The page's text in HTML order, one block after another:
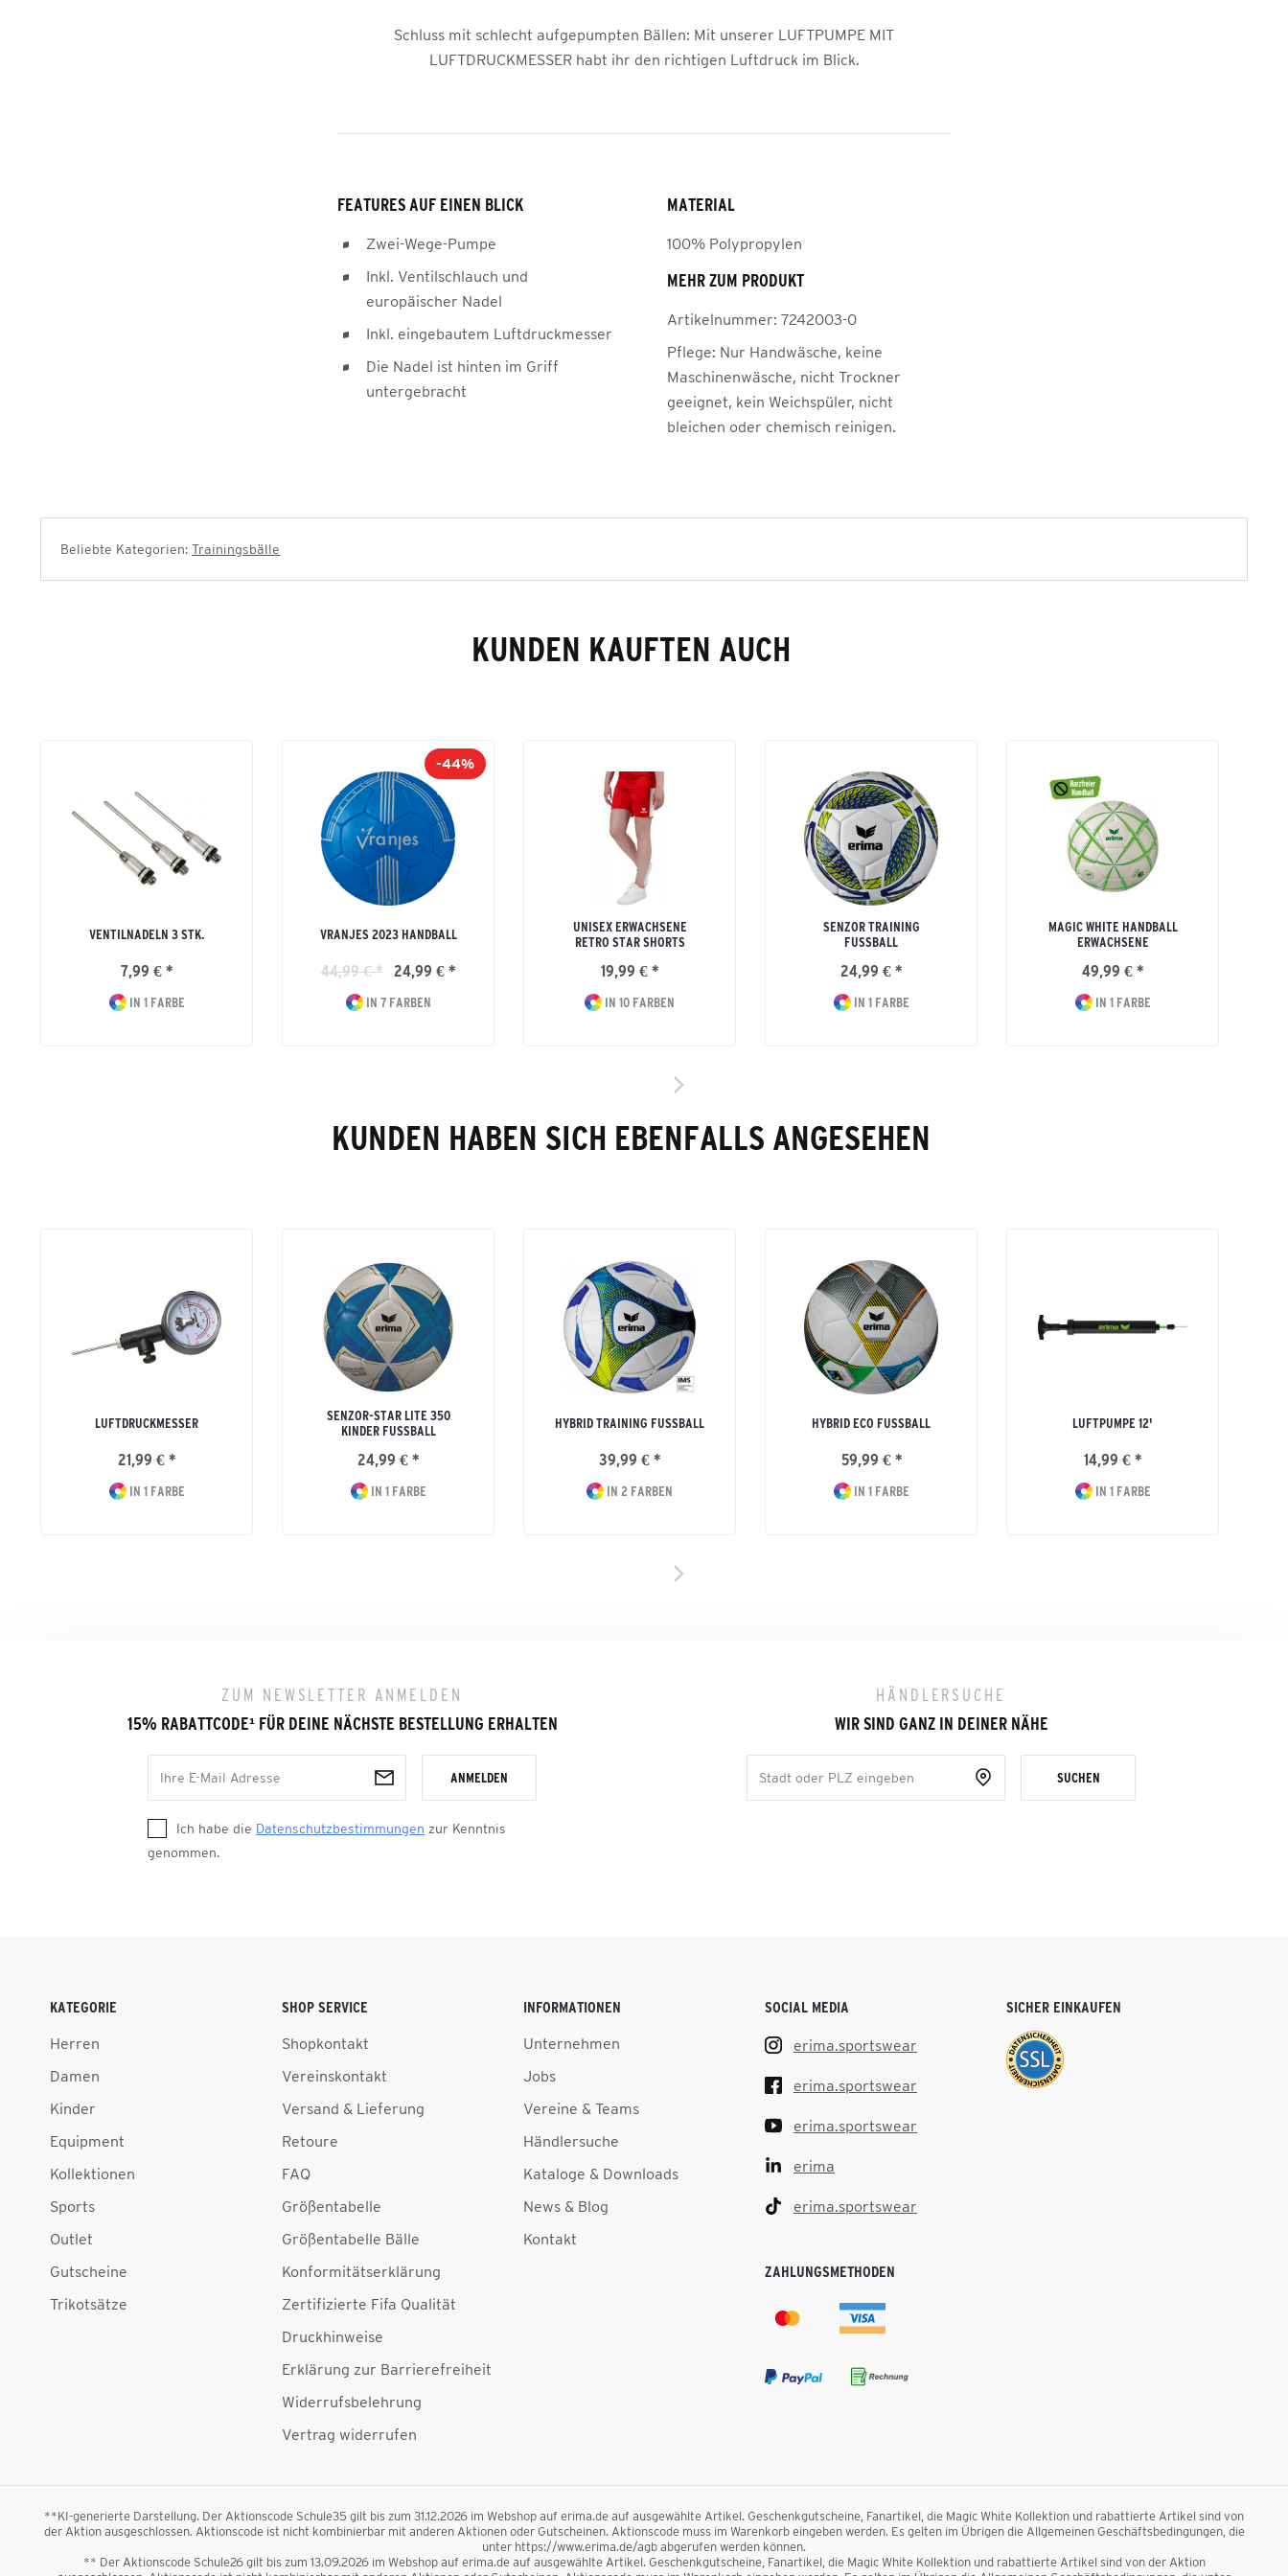
Schluss mit schlecht aufgepumpten Bällen: Mit unserer LUFTPUMPE MIT
LUFTDRUCKMESSER habt ihr den richtigen Luftdruck im Blick.
FEATURES AUF EINEN BLICK
Zwei-Wege-Pumpe
Inkl. Ventilschlauch und
europäischer Nadel
Inkl. eingebautem Luftdruckmesser
Die Nadel ist hinten im Griff
untergebracht
MATERIAL
100% Polypropylen
MEHR ZUM PRODUKT
Artikelnummer: 7242003-0
Pflege: Nur Handwäsche, keine
Maschinenwäsche, nicht Trockner
geeignet, kein Weichspüler, nicht
bleichen oder chemisch reinigen.
Beliebte Kategorien: Trainingsbälle
KUNDEN KAUFTEN AUCH
VENTILNADELN 3 STK.
7,99 € *
IN 1 FARBE
-44%
VRANJES 2023 HANDBALL
44,99 € * 24,99 € *
IN 7 FARBEN
UNISEX ERWACHSENE
RETRO STAR SHORTS
19,99 € *
IN 10 FARBEN
SENZOR TRAINING
FUSSBALL
24,99 € *
IN 1 FARBE
MAGIC WHITE HANDBALL
ERWACHSENE
49,99 € *
IN 1 FARBE
KUNDEN HABEN SICH EBENFALLS ANGESEHEN
LUFTDRUCKMESSER
21,99 € *
IN 1 FARBE
SENZOR-STAR LITE 350
KINDER FUSSBALL
24,99 € *
IN 1 FARBE
HYBRID TRAINING FUSSBALL
39,99 € *
IN 2 FARBEN
HYBRID ECO FUSSBALL
59,99 € *
IN 1 FARBE
LUFTPUMPE 12'
14,99 € *
IN 1 FARBE
ZUM NEWSLETTER ANMELDEN
15% RABATTCODE¹FÜR DEINE NÄCHSTE BESTELLUNG ERHALTEN
ANMELDEN
Ich habe die Datenschutzbestimmungen zur Kenntnis
genommen.
HÄNDLERSUCHE
WIR SIND GANZ IN DEINER NÄHE
SUCHEN
KATEGORIE
Herren
Damen
Kinder
Equipment
Kollektionen
Sports
Outlet
Gutscheine
Trikotsätze
SHOP SERVICE
Shopkontakt
Vereinskontakt
Versand & Lieferung
Retoure
FAQ
Größentabelle
Größentabelle Bälle
Konformitätserklärung
Zertifizierte Fifa Qualität
Druckhinweise
Erklärung zur Barrierefreiheit
Widerrufsbelehrung
Vertrag widerrufen
INFORMATIONEN
Unternehmen
Jobs
Vereine & Teams
Händlersuche
Kataloge & Downloads
News & Blog
Kontakt
SOCIAL MEDIA
erima.sportswear
erima.sportswear
erima.sportswear
erima
erima.sportswear
ZAHLUNGSMETHODEN
SICHER EINKAUFEN
**KI-generierte Darstellung. Der Aktionscode Schule35 gilt bis zum 31.12.2026 im Webshop auf erima.de auf ausgewählte Artikel. Geschenkgutscheine, Fanartikel, die Magic White Kollektion und rabattierte Artikel sind von
der Aktion ausgeschlossen. Aktionscode ist nicht kombinierbar mit anderen Aktionen oder Gutscheinen. Aktionscode muss im Warenkorb eingeben werden. Es gelten im Übrigen die Allgemeinen Geschäftsbedingungen, die
unter https://www.erima.de/agb abgerufen werden können.
** Der Aktionscode Schule26 gilt bis zum 13.09.2026 im Webshop auf erima.de auf ausgewählte Artikel. Geschenkgutscheine, Fanartikel, die Magic White Kollektion und rabattierte Artikel sind von der Aktion